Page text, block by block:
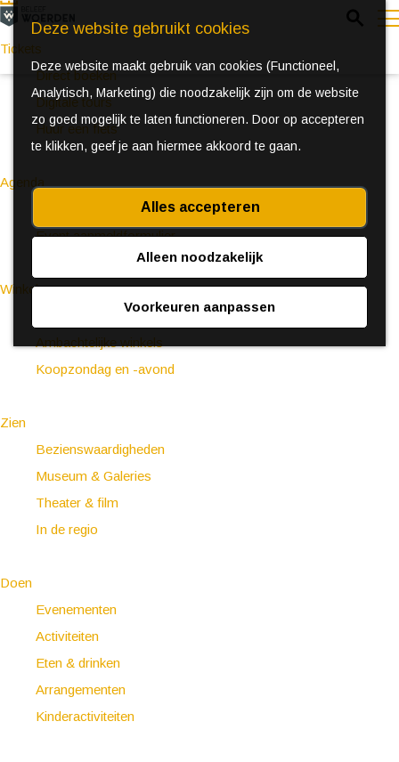
Deze website gebruikt cookies
Deze website maakt gebruik van cookies (Functioneel,
Analytisch, Marketing) die noodzakelijk zijn om de website
zo goed mogelijk te laten functioneren. Door op accepteren
te klikken, geef je aan hiermee akkoord te gaan.
Alles accepteren
Alleen noodzakelijk
Voorkeuren aanpassen
e
Tickets
Direct boeken
Digitale tours
Huur een fiets
Agenda
Ontdek Woerden in de zomer
Event aanmeldformulier
Winkelen
(Bijzondere) markten
Ambachtelijke winkels
Koopzondag en -avond
Zien
Bezienswaardigheden
Museum & Galeries
Theater & film
In de regio
Doen
Evenementen
Activiteiten
Eten & drinken
Arrangementen
Kinderactiviteiten